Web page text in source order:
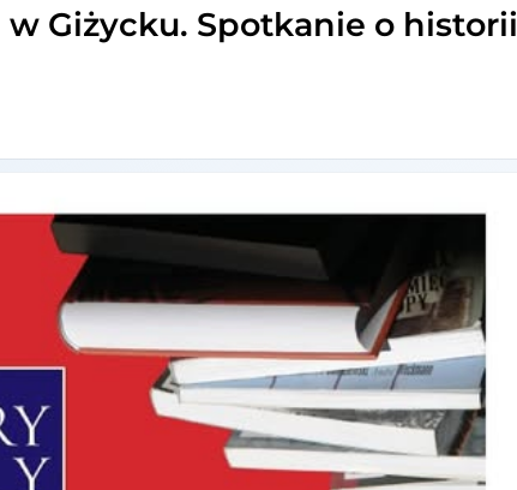
Giżycku. Spotkanie o historii